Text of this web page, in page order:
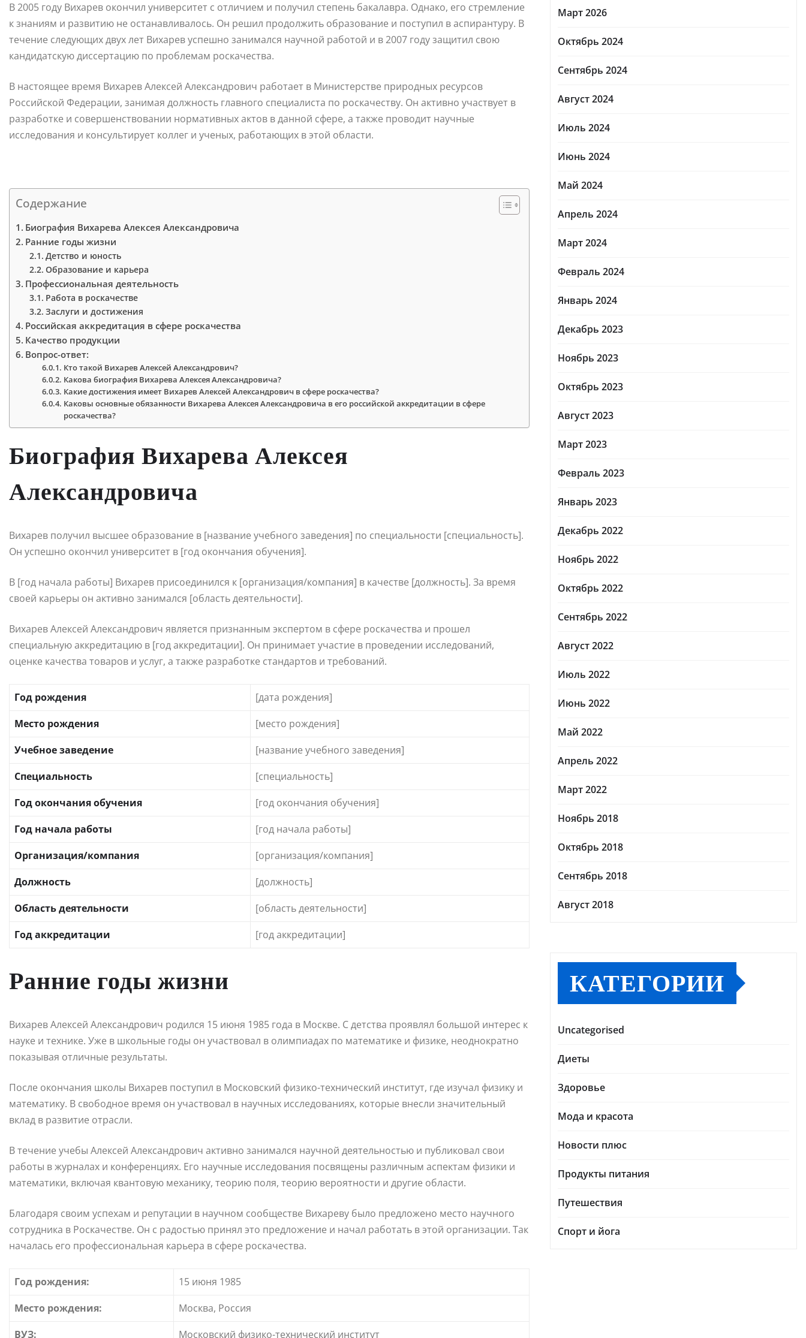
В 2005 году Вихарев окончил университет с отличием и получил степень бакалавра. Однако, его стремление
к знаниям и развитию не останавливалось. Он решил продолжить образование и поступил в аспирантуру. В
течение следующих двух лет Вихарев успешно занимался научной работой и в 2007 году защитил свою
кандидатскую диссертацию по проблемам роскачества.
В настоящее время Вихарев Алексей Александрович работает в Министерстве природных ресурсов
Российской Федерации, занимая должность главного специалиста по роскачеству. Он активно участвует в
разработке и совершенствовании нормативных актов в данной сфере, а также проводит научные
исследования и консультирует коллег и ученых, работающих в этой области.
Содержание
Биография Вихарева Алексея Александровича
Ранние годы жизни
Детство и юность
Образование и карьера
Профессиональная деятельность
Работа в роскачестве
Заслуги и достижения
Российская аккредитация в сфере роскачества
Качество продукции
Вопрос-ответ:
Кто такой Вихарев Алексей Александрович?
Какова биография Вихарева Алексея Александровича?
Какие достижения имеет Вихарев Алексей Александрович в сфере роскачества?
Каковы основные обязанности Вихарева Алексея Александровича в его российской аккредитации в сфере
роскачества?
Биография Вихарева Алексея
Александровича
Вихарев получил высшее образование в [название учебного заведения] по специальности [специальность].
Он успешно окончил университет в [год окончания обучения].
В [год начала работы] Вихарев присоединился к [организация/компания] в качестве [должность]. За время
своей карьеры он активно занимался [область деятельности].
Вихарев Алексей Александрович является признанным экспертом в сфере роскачества и прошел
специальную аккредитацию в [год аккредитации]. Он принимает участие в проведении исследований,
оценке качества товаров и услуг, а также разработке стандартов и требований.
Год рождения
[дата рождения]
Место рождения
[место рождения]
Учебное заведение
[название учебного заведения]
Специальность
[специальность]
Год окончания обучения
[год окончания обучения]
Год начала работы
[год начала работы]
Организация/компания
[организация/компания]
Должность
[должность]
Область деятельности
[область деятельности]
Год аккредитации
[год аккредитации]
Ранние годы жизни
Вихарев Алексей Александрович родился 15 июня 1985 года в Москве. С детства проявлял большой интерес к
науке и технике. Уже в школьные годы он участвовал в олимпиадах по математике и физике, неоднократно
показывая отличные результаты.
После окончания школы Вихарев поступил в Московский физико-технический институт, где изучал физику и
математику. В свободное время он участвовал в научных исследованиях, которые внесли значительный
вклад в развитие отрасли.
В течение учебы Алексей Александрович активно занимался научной деятельностью и публиковал свои
работы в журналах и конференциях. Его научные исследования посвящены различным аспектам физики и
математики, включая квантовую механику, теорию поля, теорию вероятности и другие области.
Благодаря своим успехам и репутации в научном сообществе Вихареву было предложено место научного
сотрудника в Роскачестве. Он с радостью принял это предложение и начал работать в этой организации. Так
началась его профессиональная карьера в сфере роскачества.
Год рождения:
15 июня 1985
Место рождения:
Москва, Россия
ВУЗ:
Московский физико-технический институт
Март 2026
Октябрь 2024
Сентябрь 2024
Август 2024
Июль 2024
Июнь 2024
Май 2024
Апрель 2024
Март 2024
Февраль 2024
Январь 2024
Декабрь 2023
Ноябрь 2023
Октябрь 2023
Август 2023
Март 2023
Февраль 2023
Январь 2023
Декабрь 2022
Ноябрь 2022
Октябрь 2022
Сентябрь 2022
Август 2022
Июль 2022
Июнь 2022
Май 2022
Апрель 2022
Март 2022
Ноябрь 2018
Октябрь 2018
Сентябрь 2018
Август 2018
КАТЕГОРИИ
Uncategorised
Диеты
Здоровье
Мода и красота
Новости плюс
Продукты питания
Путешествия
Спорт и йога